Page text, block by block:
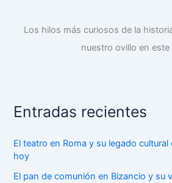
Los hilos más curiosos de la
nuestro ovillo en este
Entradas recientes
El teatro en Roma y su legado
hoy
El pan de comunión en Bizancio y su